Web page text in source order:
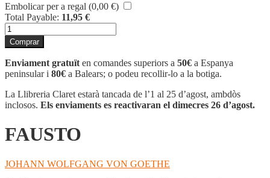
Embolicar per a regal (0,00 €)
Total Payable: 11,95 €
quantitat
de
FAUSTO
Comprar
Enviament gratuït en comandes superiors a 50€ a Espanya
peninsular i 80€ a Balears; o podeu recollir-lo a la botiga.
La Llibreria Claret estarà tancada de l’1 al 25 d’agost, ambdòs
inclosos. Els enviaments es reactivaran el dimecres 26 d’agost.
FAUSTO
JOHANN WOLFGANG VON GOETHE